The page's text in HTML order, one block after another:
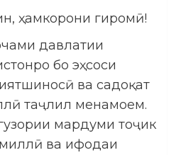
ҳамкорони гиромӣ!
давлатии
бо эҳсоси
ва садоқат
таҷлил менамоем.
мардуми тоҷик
ва ифодаи